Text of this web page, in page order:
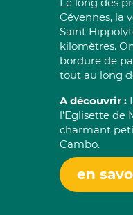
Cévennes, la
Saint
kilomètres.
bordure de
tout au long
A découvrir :
l’Eglisette de
charmant
Cambo.
en